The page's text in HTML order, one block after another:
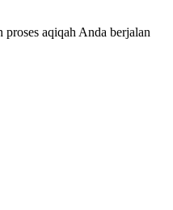
aqiqah Anda berjalan